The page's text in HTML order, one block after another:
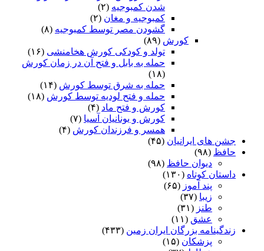
شدن کمبوجیه (۲)
کمبوجیه و مغان (۲)
گشودن مصر توسط کمبوجیه (۸)
کورش (۸۹)
تولد و کودکی کورش هخامنشی (۱۶)
حمله به بابل و فتح آن در زمان کورش
(۱۸)
حمله به شرق توسط کورش (۱۴)
حمله و فتح لودیه توسط کورش (۱۸)
کورش و فتح ماد (۴)
کورش و یونانیان آسیا (۷)
همسر و فرزندان کورش (۴)
جشن های ایرانیان (۴۵)
حافظ (۹۸)
دیوان حافظ (۹۸)
داستان کوتاه (۱۳۰)
پند آموز (۶۵)
زیبا (۳۷)
طنز (۳۱)
عشق (۱۱)
زندگینامه بزرگان ایران زمین (۴۳۳)
پزشکان (۱۵)